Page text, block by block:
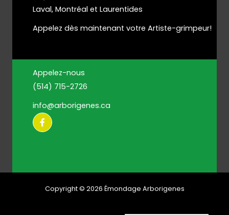
Laval, Montréal et Laurentides
Appelez dès maintenant votre Artiste-grimpeur!
Appelez-nous
(514) 715-2726
info@arborigenes.ca
Copyright © 2026 Émondage Arborigenes